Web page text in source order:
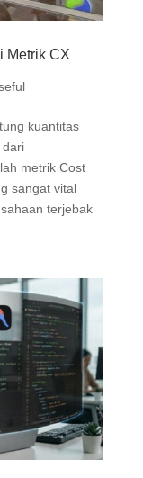
Metrik CX
kuantitas
dari
metrik Cost
sangat vital
terjebak